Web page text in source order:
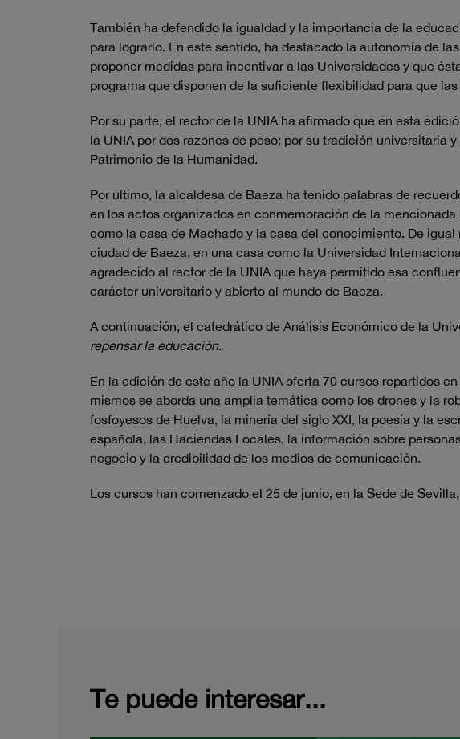
También ha defendido la igualdad y la importancia de la
para lograrlo. En este sentido, ha destacado la autonomía de
proponer medidas para incentivar a las Universidades y que
programa que disponen de la suficiente flexibilidad para que
Por su parte, el rector de la UNIA ha afirmado que en esta
la UNIA por dos razones de peso; por su tradición
Patrimonio de la Humanidad.
Por último, la alcaldesa de Baeza ha tenido palabras de
en los actos organizados en conmemoración de la
como la casa de Machado y la casa del conocimiento. De
ciudad de Baeza, en una casa como la Universidad
agradecido al rector de la UNIA que haya permitido esa
carácter universitario y abierto al mundo de Baeza.
A continuación, el catedrático de Análisis Económico de la
repensar la educación.
En la edición de este año la UNIA oferta 70 cursos repartidos
mismos se aborda una amplia temática como los drones y la
fosfoyesos de Huelva, la minería del siglo XXI, la poesía y la
española, las Haciendas Locales, la información sobre
negocio y la credibilidad de los medios de comunicación.
Los cursos han comenzado el 25 de junio, en la Sede de
Te puede interesar...